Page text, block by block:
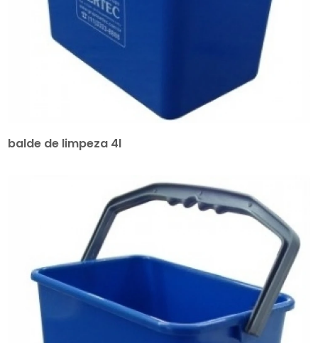
balde de limpeza 4l